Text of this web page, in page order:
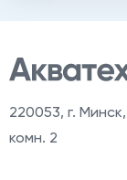
220053, г.
комн. 2